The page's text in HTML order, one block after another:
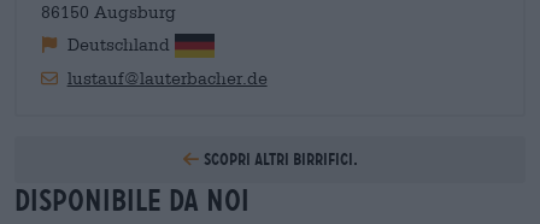
86150 Augsburg
Deutschland
lustauf@lauterbacher.de
Scopri altri birrifici.
Disponibile da noi